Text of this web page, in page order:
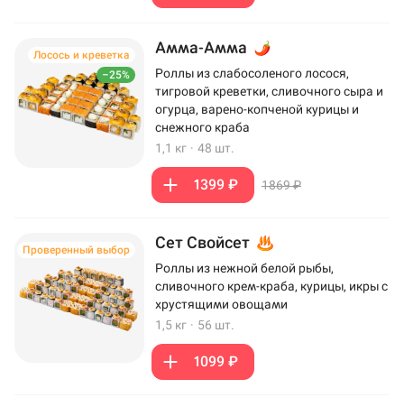
–25%
Лосось и креветка Амма-Амма
Роллы из слабосоленого лосося,
тигровой креветки, сливочного сыра и
огурца, варено-копченой курицы и
снежного краба
1,1 кг · 48 шт.
1399 ₽ 1869 ₽
Проверенный выбор Сет Свойсет
Роллы из нежной белой рыбы,
сливочного крем-краба, курицы, икры с
хрустящими овощами
1,5 кг · 56 шт.
1099 ₽